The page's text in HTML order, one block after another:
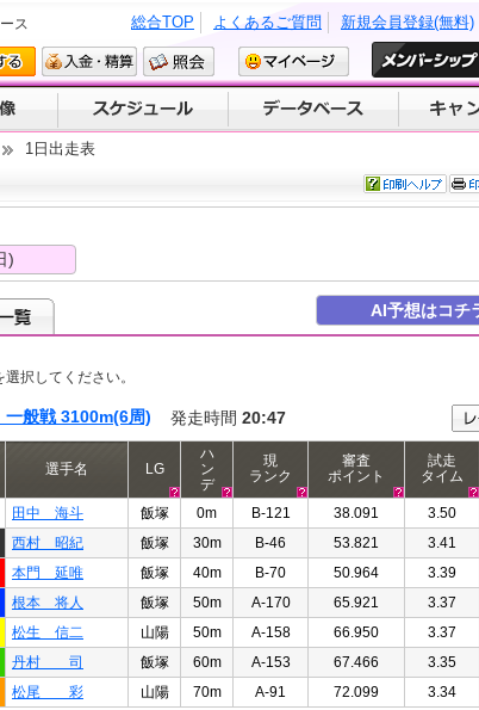
ス 新規会員登録(無料)
よくあるご質問
総合TOP
1日出走表
)
AI予想はコチ
択してください。
般戦 3100m(6周) 発走時間 20:47
選手名 LG
ハ
ン
デ
現
ランク
審査
ポイント
試走
タイム
田中 海斗 飯塚 0m B-121 38.091 3.50
西村 昭紀 飯塚 30m B-46 53.821 3.41
本門 延唯 飯塚 40m B-70 50.964 3.39
根本 将人 飯塚 50m A-170 65.921 3.37
松生 信二 山陽 50m A-158 66.950 3.37
丹村 司 飯塚 60m A-153 67.466 3.35
松尾 彩 山陽 70m A-91 72.099 3.34